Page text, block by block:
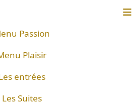
≡
Passion
Plaisir
entrées
Les Suites